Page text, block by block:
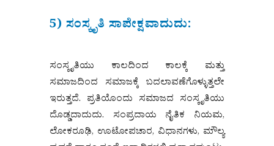
5) ಸಂಸ್ಕೃತಿ ಸಾಪೇಕ್ಷವಾದುದು:
ಸಂಸ್ಕೃತಿಯು ಕಾಲದಿಂದ ಕಾಲಕ್ಕೆ ಮತ್ತು
ಸಮಾಜದಿಂದ ಸಮಾಜಕ್ಕೆ ಬದಲಾವಣೆಗೊಳ್ಳುತ್ತಲೇ
ಇರುತ್ತದೆ. ಪ್ರತಿಯೊಂದು ಸಮಾಜದ ಸಂಸ್ಕೃತಿಯು
ದೊಡ್ಡದಾದುದು. ಸಂಪ್ರದಾಯ ನೈತಿಕ ನಿಯಮ,
ಲೋಕರೂಢಿ, ಊಟೋಪಚಾರ, ವಿಧಾನಗಳು, ಮೌಲ್ಯ